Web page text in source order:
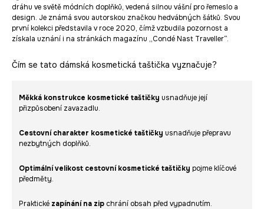
dráhu ve světě módních doplňků, vedená silnou vášní pro řemeslo a
design. Je známá svou autorskou značkou hedvábných šátků. Svou
první kolekci představila v roce 2020, čímž vzbudila pozornost a
získala uznání i na stránkách magazínu „Condé Nast Traveller“.
Čím se tato dámská kosmetická taštička vyznačuje?
Měkká konstrukce kosmetické taštičky usnadňuje její
přizpůsobení zavazadlu.
Cestovní charakter kosmetické taštičky usnadňuje přepravu
nezbytných doplňků.
Optimální velikost cestovní kosmetické taštičky pojme klíčové
předměty.
Praktické zapínání na zip chrání obsah před vypadnutím.